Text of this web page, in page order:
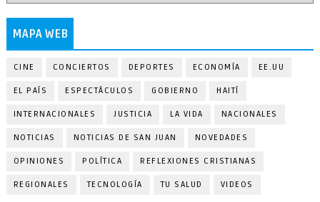
MAPA WEB
CINE CONCIERTOS DEPORTES ECONOMÍA EE.UU
EL PAÍS ESPECTÁCULOS GOBIERNO HAITÍ
INTERNACIONALES JUSTICIA LA VIDA NACIONALES
NOTICIAS NOTICIAS DE SAN JUAN NOVEDADES
OPINIONES POLÍTICA REFLEXIONES CRISTIANAS
REGIONALES TECNOLOGÍA TU SALUD VIDEOS